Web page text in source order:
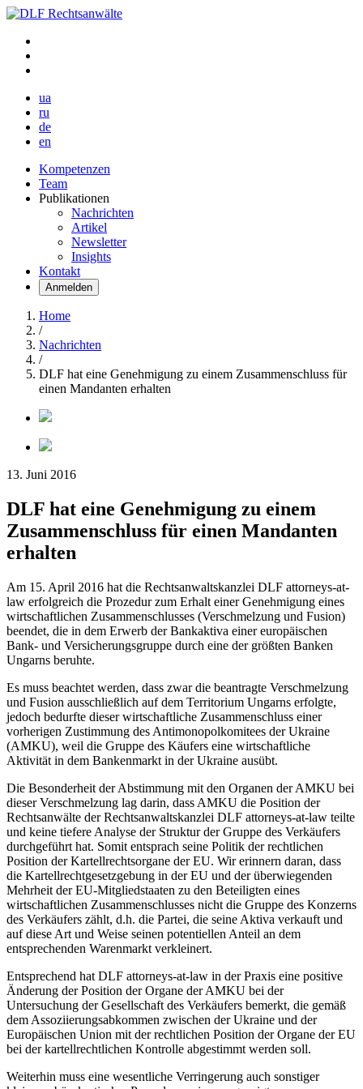
ua
ru
de
en
Kompetenzen
Team
Publikationen
Nachrichten
Artikel
Newsletter
Insights
Kontakt
Anmelden
Home
/
Nachrichten
/
DLF hat eine Genehmigung zu einem Zusammenschluss für
einen Mandanten erhalten
13. Juni 2016
DLF hat eine Genehmigung zu einem
Zusammenschluss für einen Mandanten
erhalten
Am 15. April 2016 hat die Rechtsanwaltskanzlei DLF attorneys-at-
law erfolgreich die Prozedur zum Erhalt einer Genehmigung eines
wirtschaftlichen Zusammenschlusses (Verschmelzung und Fusion)
beendet, die in dem Erwerb der Bankaktiva einer europäischen
Bank- und Versicherungsgruppe durch eine der größten Banken
Ungarns beruhte.
Es muss beachtet werden, dass zwar die beantragte Verschmelzung
und Fusion ausschließlich auf dem Territorium Ungarns erfolgte,
jedoch bedurfte dieser wirtschaftliche Zusammenschluss einer
vorherigen Zustimmung des Antimonopolkomitees der Ukraine
(AMKU), weil die Gruppe des Käufers eine wirtschaftliche
Aktivität in dem Bankenmarkt in der Ukraine ausübt.
Die Besonderheit der Abstimmung mit den Organen der AMKU bei
dieser Verschmelzung lag darin, dass AMKU die Position der
Rechtsanwälte der Rechtsanwaltskanzlei DLF attorneys-at-law teilte
und keine tiefere Analyse der Struktur der Gruppe des Verkäufers
durchgeführt hat. Somit entsprach seine Politik der rechtlichen
Position der Kartellrechtsorgane der EU. Wir erinnern daran, dass
die Kartellrechtgesetzgebung in der EU und der überwiegenden
Mehrheit der EU-Mitgliedstaaten zu den Beteiligten eines
wirtschaftlichen Zusammenschlusses nicht die Gruppe des Konzerns
des Verkäufers zählt, d.h. die Partei, die seine Aktiva verkauft und
auf diese Art und Weise seinen potentiellen Anteil an dem
entsprechenden Warenmarkt verkleinert.
Entsprechend hat DLF attorneys-at-law in der Praxis eine positive
Änderung der Position der Organe der AMKU bei der
Untersuchung der Gesellschaft des Verkäufers bemerkt, die gemäß
dem Assoziierungsabkommen zwischen der Ukraine und der
Europäischen Union mit der rechtlichen Position der Organe der EU
bei der kartellrechtlichen Kontrolle abgestimmt werden soll.
Weiterhin muss eine wesentliche Verringerung auch sonstiger